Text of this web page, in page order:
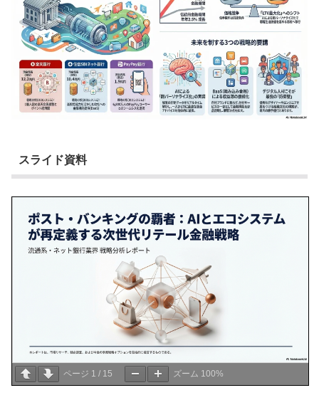
スライド資料
ページ 1 / 15 ズーム 100%